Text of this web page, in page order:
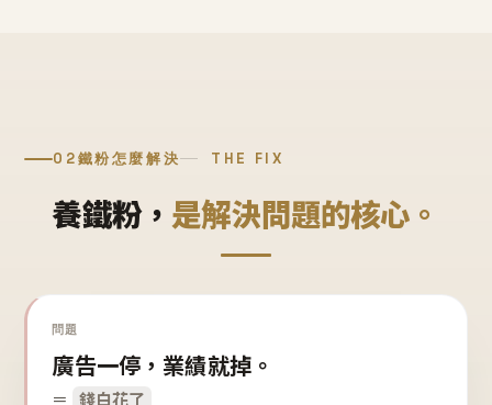
02鐵粉怎麼解決 THE FIX
養鐵粉， 是解決問題的核心。
問題
廣告一停，業績就掉。
＝ 錢白花了